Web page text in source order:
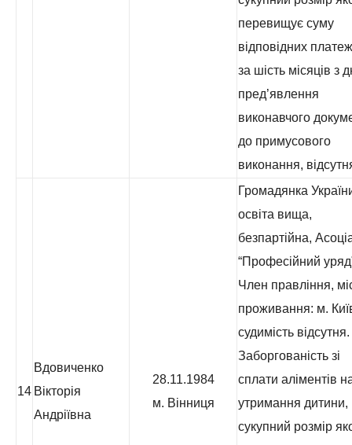
перевищує суму
відповідних
за шість місяців з
пред’явлення
виконавчого
до примусового
виконання,
14
Вдовиченко
Вікторія
Андріївна
28.11.1984
м. Вінниця
Громадянка
освіта вища,
безпартійна,
“Професійний
Член правління,
проживання: м.
судимість відсутня.
Заборгованість зі
сплати аліментів
утримання дитини,
сукупний розмір